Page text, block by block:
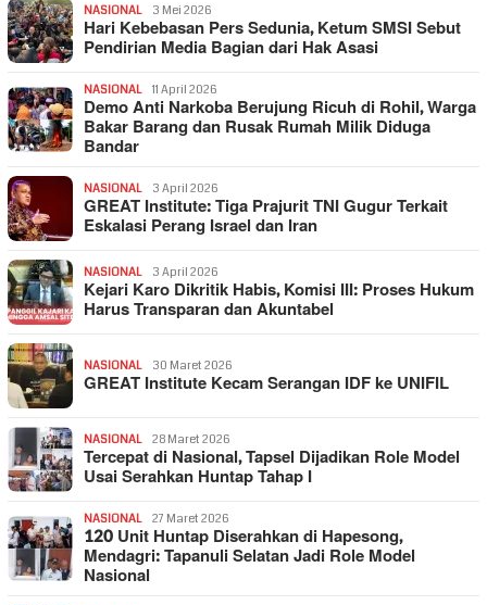
NASIONAL 3 Mei 2026
Hari Kebebasan Pers Sedunia, Ketum SMSI Sebut
Pendirian Media Bagian dari Hak Asasi
NASIONAL 11 April 2026
Demo Anti Narkoba Berujung Ricuh di Rohil, Warga
Bakar Barang dan Rusak Rumah Milik Diduga
Bandar
NASIONAL 3 April 2026
GREAT Institute: Tiga Prajurit TNI Gugur Terkait
Eskalasi Perang Israel dan Iran
NASIONAL 3 April 2026
Kejari Karo Dikritik Habis, Komisi III: Proses Hukum
Harus Transparan dan Akuntabel
NASIONAL 30 Maret 2026
GREAT Institute Kecam Serangan IDF ke UNIFIL
NASIONAL 28 Maret 2026
Tercepat di Nasional, Tapsel Dijadikan Role Model
Usai Serahkan Huntap Tahap I
NASIONAL 27 Maret 2026
120 Unit Huntap Diserahkan di Hapesong,
Mendagri: Tapanuli Selatan Jadi Role Model
Nasional